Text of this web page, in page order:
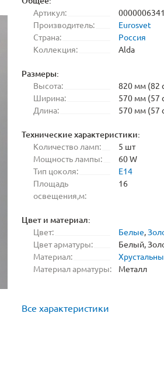
Артикул:
Производитель:
Eurosvet
Страна:
Россия
Коллекция:
Alda
Размеры:
Высота:
820 мм (82
Ширина:
570 мм (57
Длина:
570 мм (57
Технические характеристики:
Количество ламп:
5 шт
Мощность лампы:
60 W
Тип цоколя:
E14
Площадь
освещения,м:
16
Цвет и материал:
Цвет: Белые,
Цвет арматуры:
Белый,
Материал:
Материал арматуры:
Металл
Все характеристики